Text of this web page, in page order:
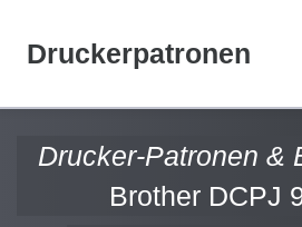
Druckerpatronen
Drucker-Patronen &
Brother DCPJ